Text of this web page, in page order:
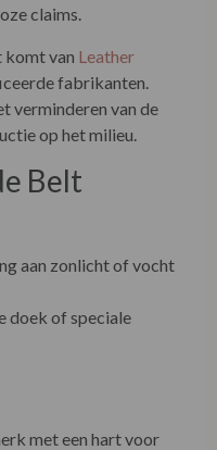
claims.
komt van Leather
fabrikanten.
verminderen van de
op het milieu.
Belt
aan zonlicht of vocht
doek of speciale
met een hart voor